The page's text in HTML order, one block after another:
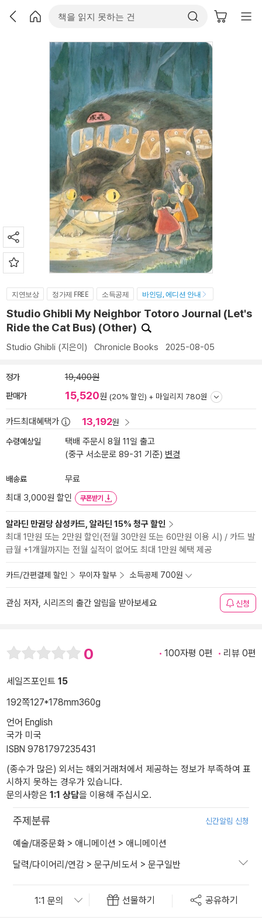
지연보상 정가제 FREE 소득공제 바인딩, 에디션 안내
Studio Ghibli My Neighbor Totoro Journal (Let's
Ride the Cat Bus) (Other)
Studio Ghibli (지은이) Chronicle Books 2025-08-05
정가 19,400원
판매가 15,520원 (20% 할인) + 마일리지 780원
카드최대혜택가 13,192원
수령예상일
택배 주문시 8월 11일 출고
(중구 서소문로 89-31 기준) 변경
배송료
무료
최대 3,000원 할인
쿠폰받기
알라딘 만권당 삼성카드, 알라딘 15% 청구 할인
최대 1만원 또는 2만원 할인(전월 30만원 또는 60만원 이용 시) / 카드 발
급월 +1개월까지는 전월 실적이 없어도 최대 1만원 혜택 제공
카드/간편결제 할인 무이자 할부 소득공제 700원
관심 저자, 시리즈의 출간 알림을 받아보세요 신청
0 100자평 0편 리뷰 0편
세일즈포인트 15
192쪽127*178mm360g
언어 English
국가 미국
ISBN 9781797235431
(종수가 많은) 외서는 해외거래처에서 제공하는 정보가 부족하여 표
시하지 못하는 경우가 있습니다.
문의사항은 1:1 상담을 이용해 주십시오.
주제분류 신간알림 신청
예술/대중문화 > 애니메이션 > 애니메이션
달력/다이어리/연감 > 문구/비도서 > 문구일반
선물하기 공유하기